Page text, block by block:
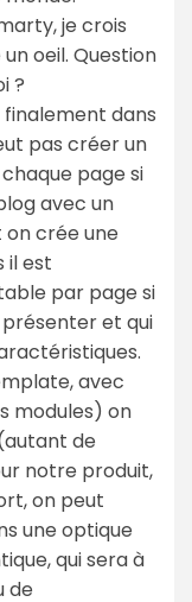
je crois
oeil. Question
?
dans
pas créer un
page si
avec un
crée une
il est
par page si
et qui
avec
modules) on
de
notre produit,
on peut
une optique
qui sera à
de